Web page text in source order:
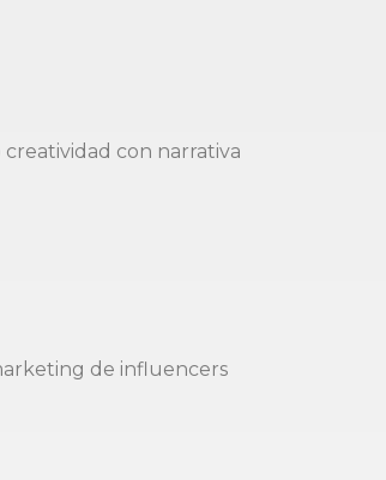
con narrativa
de influencers